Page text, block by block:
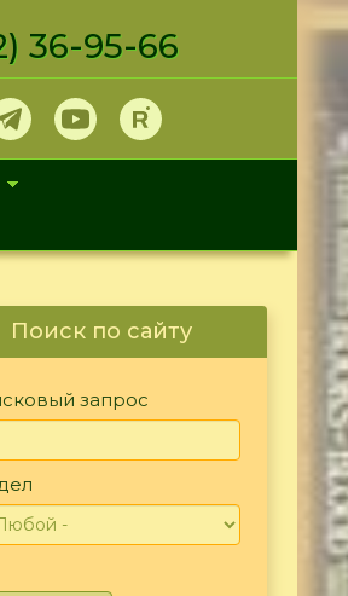
36-95-66
Поиск по сайту
запрос